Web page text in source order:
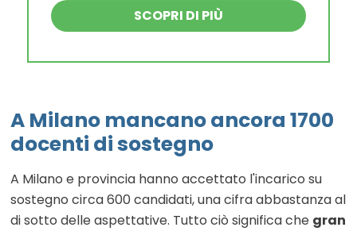
SCOPRI DI PIÙ
A Milano mancano ancora 1700
docenti di sostegno
A Milano e provincia hanno accettato l'incarico su
sostegno circa 600 candidati, una cifra abbastanza al
di sotto delle aspettative. Tutto ciò significa che gran